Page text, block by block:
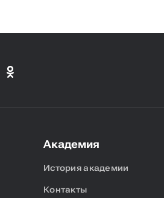
Академия
История академии
Контакты